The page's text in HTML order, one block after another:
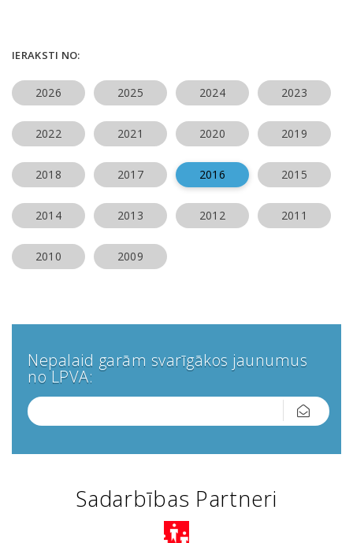
IERAKSTI NO:
2026 2025 2024 2023
2022 2021 2020 2019
2018 2017 2016 2015
2014 2013 2012 2011
2010 2009
Nepalaid garām svarīgākos jaunumus
no LPVA:
Sadarbības Partneri